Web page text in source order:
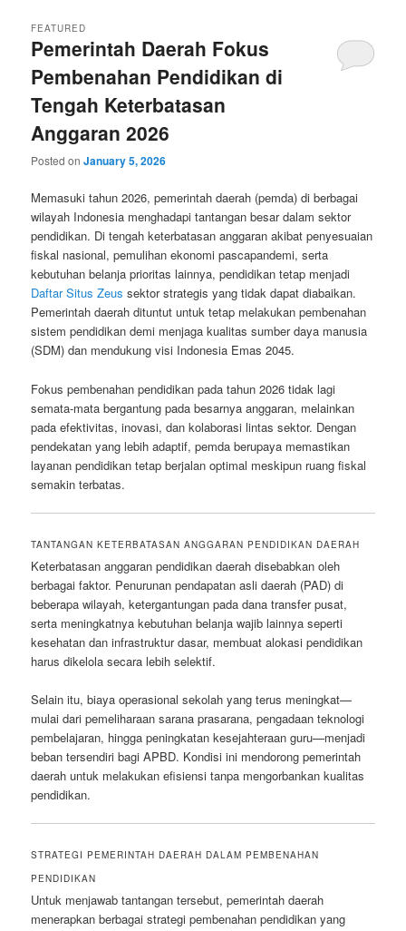
Pemerintah Daerah Fokus
Pembenahan Pendidikan di
Tengah Keterbatasan
Anggaran 2026
FEATURED
Posted onJanuary 5, 2026
Memasuki tahun 2026, pemerintah daerah (pemda) di berbagai
wilayah Indonesia menghadapi tantangan besar dalam sektor
pendidikan. Di tengah keterbatasan anggaran akibat penyesuaian
fiskal nasional, pemulihan ekonomi pascapandemi, serta
kebutuhan belanja prioritas lainnya, pendidikan tetap menjadi
Daftar Situs Zeus sektor strategis yang tidak dapat diabaikan.
Pemerintah daerah dituntut untuk tetap melakukan pembenahan
sistem pendidikan demi menjaga kualitas sumber daya manusia
(SDM) dan mendukung visi Indonesia Emas 2045.
Fokus pembenahan pendidikan pada tahun 2026 tidak lagi
semata-mata bergantung pada besarnya anggaran, melainkan
pada efektivitas, inovasi, dan kolaborasi lintas sektor. Dengan
pendekatan yang lebih adaptif, pemda berupaya memastikan
layanan pendidikan tetap berjalan optimal meskipun ruang fiskal
semakin terbatas.
TANTANGAN KETERBATASAN ANGGARAN PENDIDIKAN DAERAH
Keterbatasan anggaran pendidikan daerah disebabkan oleh
berbagai faktor. Penurunan pendapatan asli daerah (PAD) di
beberapa wilayah, ketergantungan pada dana transfer pusat,
serta meningkatnya kebutuhan belanja wajib lainnya seperti
kesehatan dan infrastruktur dasar, membuat alokasi pendidikan
harus dikelola secara lebih selektif.
Selain itu, biaya operasional sekolah yang terus meningkat—
mulai dari pemeliharaan sarana prasarana, pengadaan teknologi
pembelajaran, hingga peningkatan kesejahteraan guru—menjadi
beban tersendiri bagi APBD. Kondisi ini mendorong pemerintah
daerah untuk melakukan efisiensi tanpa mengorbankan kualitas
pendidikan.
STRATEGI PEMERINTAH DAERAH DALAM PEMBENAHAN
PENDIDIKAN
Untuk menjawab tantangan tersebut, pemerintah daerah
menerapkan berbagai strategi pembenahan pendidikan yang